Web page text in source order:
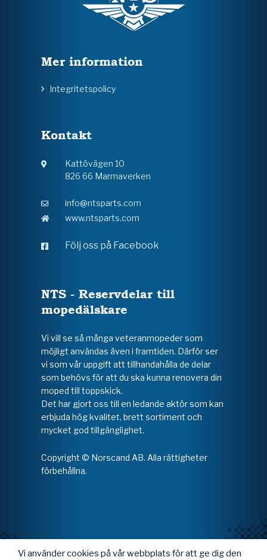
Mer information
Integritetspolicy
Kontakt
Kattövägen 10
826 66 Marmaverken
info@ntsparts.com
www.ntsparts.com
Följ oss på Facebook
NTS - Reservdelar till
mopedälskare
Vi vill se så många veteranmopeder som
möjligt användas även i framtiden. Därför ser
vi som vår uppgift att tillhandahålla de delar
som behövs för att du ska kunna renovera din
moped till toppskick.
Det har gjort oss till en ledande aktör som kan
erbjuda hög kvalitet, brett sortiment och
mycket god tillgänglighet.
Copyright © Norscand AB. Alla rättigheter
förbehållna.
Vi använder cookies på vår webbplats för att ge dig den